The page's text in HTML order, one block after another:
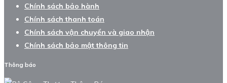
Chính sách bảo hành
Chính sách thanh toán
Chính sách vận chuyển và giao nhận
Chính sách bảo mật thông tin
Thông báo